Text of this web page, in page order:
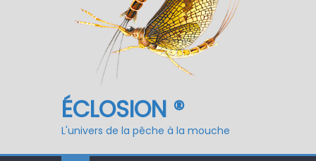
ÉCLOSION ®
L'univers de la pêche à la mouche